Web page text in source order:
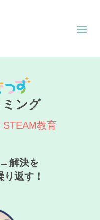
ング
STEAM教育
解決を
返す！